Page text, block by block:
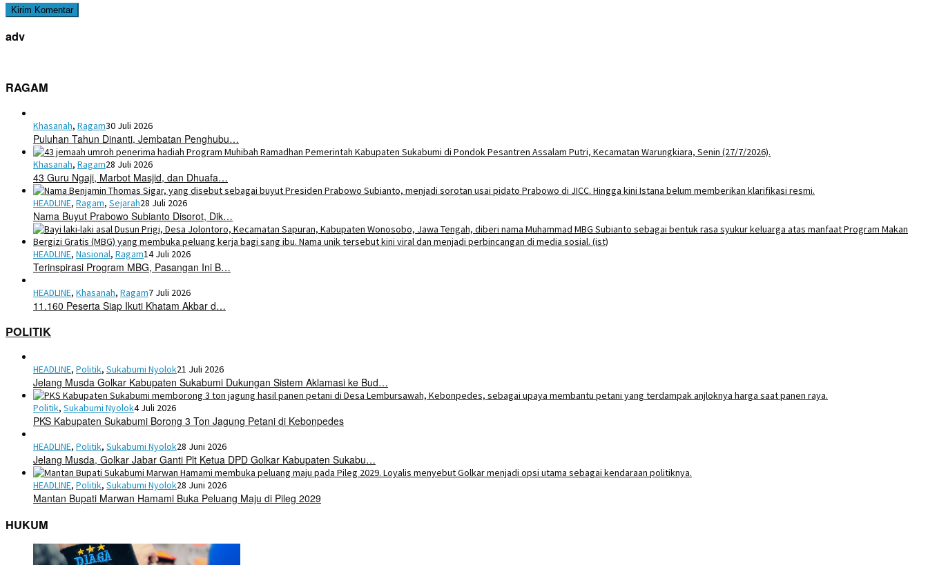
adv
RAGAM
Khasanah, Ragam30 Juli 2026
Puluhan Tahun Dinanti, Jembatan Penghubu…
Khasanah, Ragam28 Juli 2026
43 Guru Ngaji, Marbot Masjid, dan Dhuafa…
HEADLINE, Ragam, Sejarah28 Juli 2026
Nama Buyut Prabowo Subianto Disorot, Dik…
HEADLINE, Nasional, Ragam14 Juli 2026
Terinspirasi Program MBG, Pasangan Ini B…
HEADLINE, Khasanah, Ragam7 Juli 2026
11.160 Peserta Siap Ikuti Khatam Akbar d…
POLITIK
HEADLINE, Politik, Sukabumi Nyolok21 Juli 2026
Jelang Musda Golkar Kabupaten Sukabumi Dukungan Sistem Aklamasi ke Bud…
Politik, Sukabumi Nyolok4 Juli 2026
PKS Kabupaten Sukabumi Borong 3 Ton Jagung Petani di Kebonpedes
HEADLINE, Politik, Sukabumi Nyolok28 Juni 2026
Jelang Musda, Golkar Jabar Ganti Plt Ketua DPD Golkar Kabupaten Sukabu…
HEADLINE, Politik, Sukabumi Nyolok28 Juni 2026
Mantan Bupati Marwan Hamami Buka Peluang Maju di Pileg 2029
HUKUM